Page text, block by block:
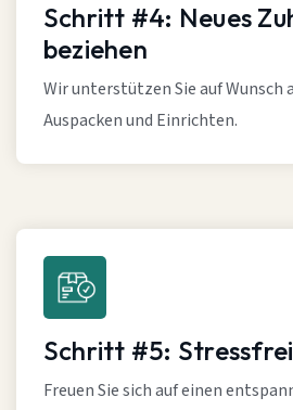
Schritt #4: Neues
beziehen
Wir unterstützen Sie auf Wunsch
Auspacken und Einrichten.
Schritt #5:
Freuen Sie sich auf einen